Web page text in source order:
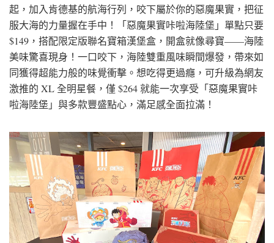
起，加入肯德基的航海行列，咬下屬於你的惡魔果實，把征
服大海的力量握在手中！「惡魔果實咔啦海陸堡」單點只要
$149，搭配限定版聯名寶箱漢堡盒，開盒就像尋寶——海陸
美味驚喜現身！一口咬下，海陸雙重風味瞬間爆發，帶來如
同獲得超能力般的味覺衝擊。想吃得更過癮，可升級為網友
激推的 XL 全明星餐，僅 $264 就能一次享受「惡魔果實咔
啦海陸堡」與多款豐盛點心，滿足感全面拉滿！